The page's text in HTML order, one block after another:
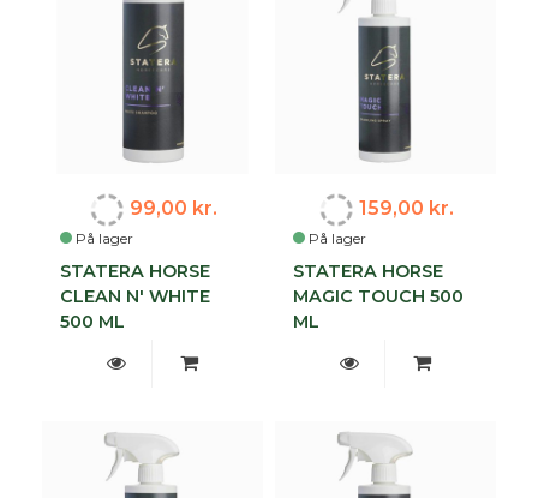
På lager
99,00 kr.
STATERA HORSE
CLEAN N' WHITE
500 ML
På lager
159,00 kr.
STATERA HORSE
MAGIC TOUCH 500
ML